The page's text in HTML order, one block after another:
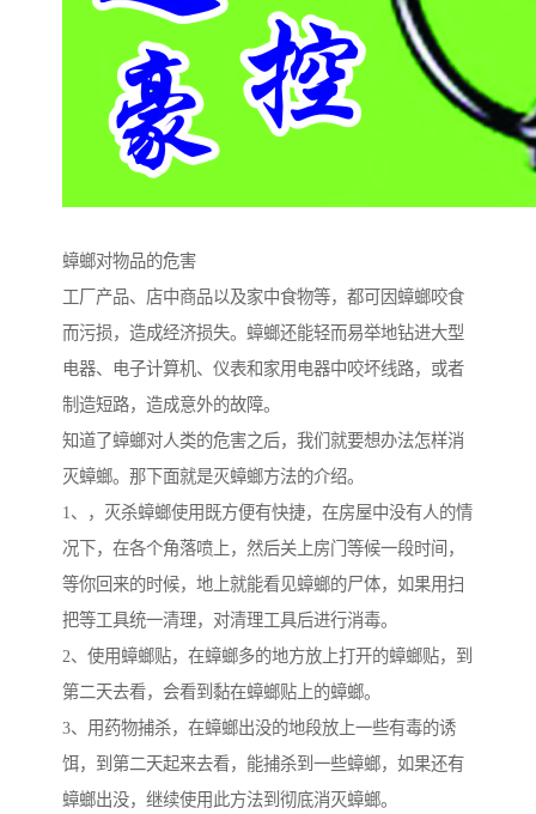
蟑螂对物品的危害
工厂产品、店中商品以及家中食物等，都可因蟑螂咬食
而污损，造成经济损失。蟑螂还能轻而易举地钻进大型
电器、电子计算机、仪表和家用电器中咬坏线路，或者
制造短路，造成意外的故障。
知道了蟑螂对人类的危害之后，我们就要想办法怎样消
灭蟑螂。那下面就是灭蟑螂方法的介绍。
1、，灭杀蟑螂使用既方便有快捷，在房屋中没有人的情
况下，在各个角落喷上，然后关上房门等候一段时间，
等你回来的时候，地上就能看见蟑螂的尸体，如果用扫
把等工具统一清理，对清理工具后进行消毒。
2、使用蟑螂贴，在蟑螂多的地方放上打开的蟑螂贴，到
第二天去看，会看到黏在蟑螂贴上的蟑螂。
3、用药物捕杀，在蟑螂出没的地段放上一些有毒的诱
饵，到第二天起来去看，能捕杀到一些蟑螂，如果还有
蟑螂出没，继续使用此方法到彻底消灭蟑螂。